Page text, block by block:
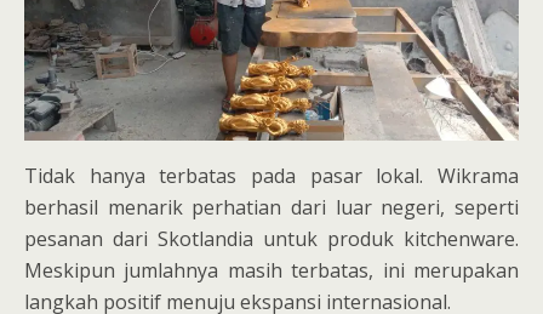
Tidak hanya terbatas pada pasar lokal. Wikrama
berhasil menarik perhatian dari luar negeri, seperti
pesanan dari Skotlandia untuk produk kitchenware.
Meskipun jumlahnya masih terbatas, ini merupakan
langkah positif menuju ekspansi internasional.